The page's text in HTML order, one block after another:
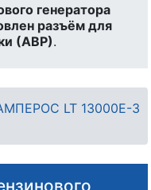
генератора
разъём для
(АВР).
LT 13000E-3